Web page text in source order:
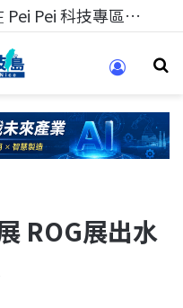
科技人的經驗傳承地！在 Pei Pei 科技專區，與學弟妹交流最硬核的技術
ROG展出水